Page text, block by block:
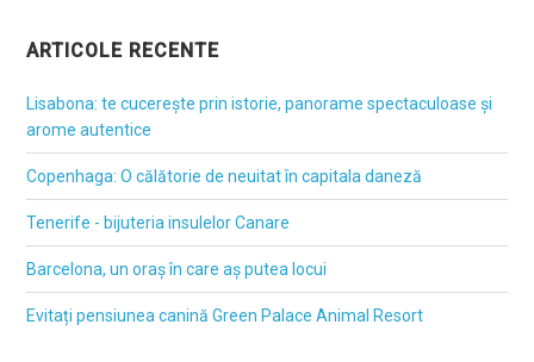
ARTICOLE RECENTE
Lisabona: te cucerește prin istorie, panorame spectaculoase și
arome autentice
Copenhaga: O călătorie de neuitat în capitala daneză
Tenerife - bijuteria insulelor Canare
Barcelona, un oraș în care aș putea locui
Evitați pensiunea canină Green Palace Animal Resort